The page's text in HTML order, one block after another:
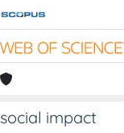
social impact